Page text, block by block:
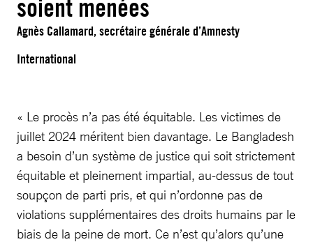
soient menées
Agnès Callamard, secrétaire générale d’Amnesty
International
« Le procès n’a pas été équitable. Les victimes de
juillet 2024 méritent bien davantage. Le Bangladesh
a besoin d’un système de justice qui soit strictement
équitable et pleinement impartial, au-dessus de tout
soupçon de parti pris, et qui n’ordonne pas de
violations supplémentaires des droits humains par le
biais de la peine de mort. Ce n’est qu’alors qu’une